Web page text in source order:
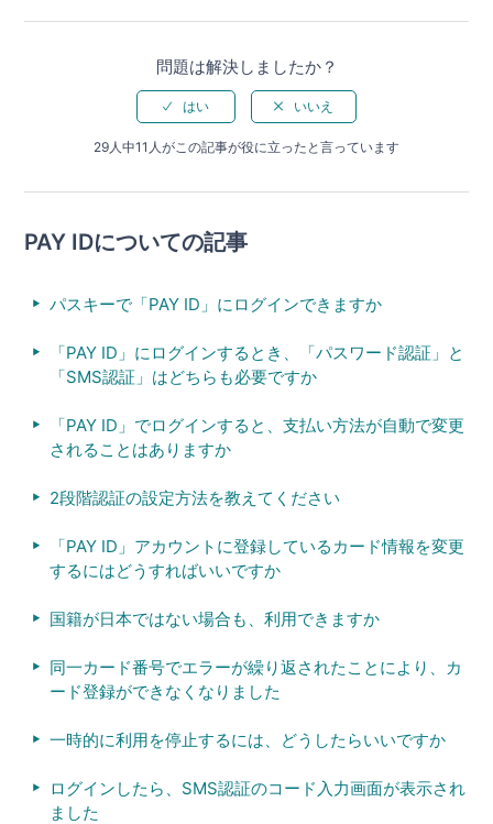
問題は解決しましたか？
29人中11人がこの記事が役に立ったと言っています
PAY IDについての記事
パスキーで「PAY ID」にログインできますか
「PAY ID」にログインするとき、「パスワード認証」と
「SMS認証」はどちらも必要ですか
「PAY ID」でログインすると、支払い方法が自動で変更
されることはありますか
2段階認証の設定方法を教えてください
「PAY ID」アカウントに登録しているカード情報を変更
するにはどうすればいいですか
国籍が日本ではない場合も、利用できますか
同一カード番号でエラーが繰り返されたことにより、カ
ード登録ができなくなりました
一時的に利用を停止するには、どうしたらいいですか
ログインしたら、SMS認証のコード入力画面が表示され
ました